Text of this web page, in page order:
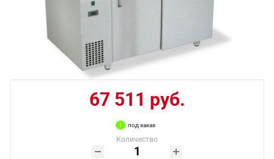
67 511 руб.
под заказ
Количество